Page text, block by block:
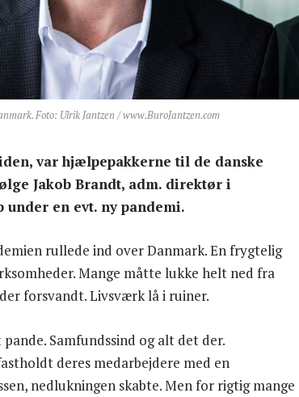
Foto: Ulrik Jantzen / www.BuroJantzen.com
var hjælpepakkerne til de danske
Jakob Brandt, adm. direktør i
under en evt. ny pandemi.
rullede ind over Danmark. En frygtelig
Mange måtte lukke helt ned fra
forsvandt. Livsværk lå i ruiner.
Samfundssind og alt det der.
deres medarbejdere med en
nedlukningen skabte. Men for rigtig mange